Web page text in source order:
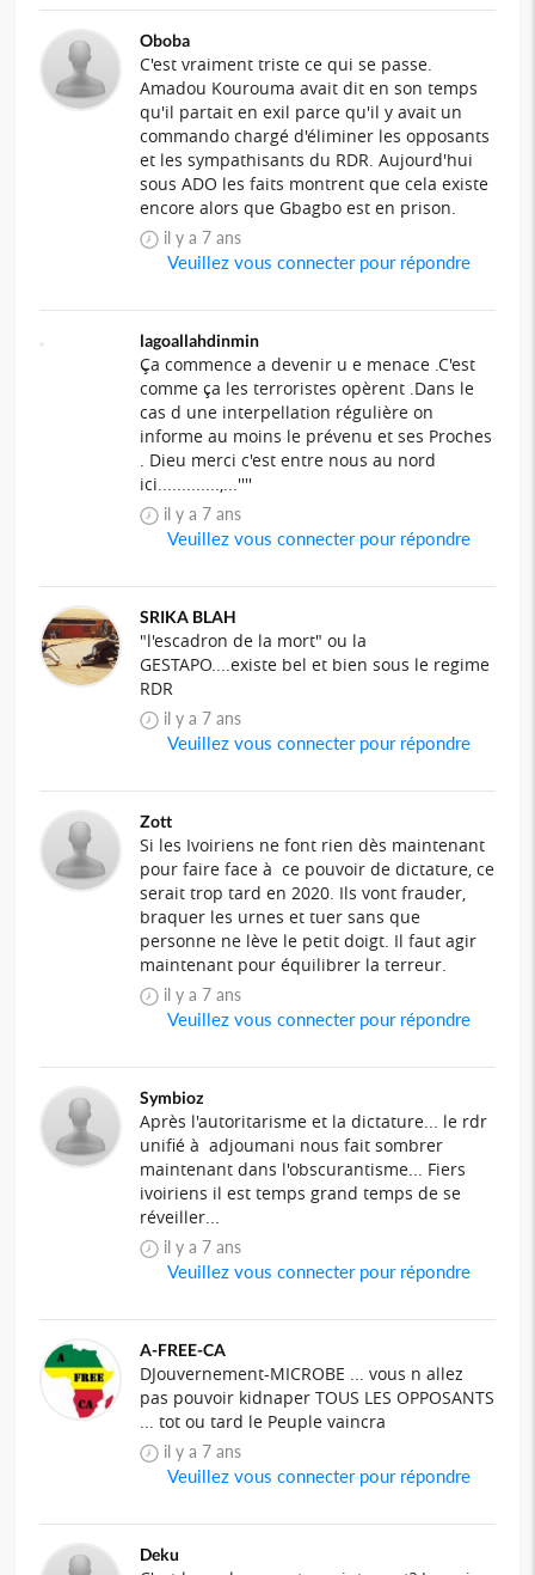
Oboba
C'est vraiment triste ce qui se passe.
Amadou Kourouma avait dit en son temps
qu'il partait en exil parce qu'il y avait un
commando chargé d'éliminer les opposants
et les sympathisants du RDR. Aujourd'hui
sous ADO les faits montrent que cela existe
encore alors que Gbagbo est en prison.
il y a 7 ans
Veuillez vous connecter pour répondre
lagoallahdinmin
Ça commence a devenir u e menace .C'est
comme ça les terroristes opèrent .Dans le
cas d une interpellation régulière on
informe au moins le prévenu et ses Proches
. Dieu merci c'est entre nous au nord
ici.............,...''''
il y a 7 ans
Veuillez vous connecter pour répondre
SRIKA BLAH
"l'escadron de la mort" ou la
GESTAPO....existe bel et bien sous le regime
RDR
il y a 7 ans
Veuillez vous connecter pour répondre
Zott
Si les Ivoiriens ne font rien dès maintenant
pour faire face à ce pouvoir de dictature, ce
serait trop tard en 2020. Ils vont frauder,
braquer les urnes et tuer sans que
personne ne lève le petit doigt. Il faut agir
maintenant pour équilibrer la terreur.
il y a 7 ans
Veuillez vous connecter pour répondre
Symbioz
Après l'autoritarisme et la dictature... le rdr
unifié à adjoumani nous fait sombrer
maintenant dans l'obscurantisme... Fiers
ivoiriens il est temps grand temps de se
réveiller...
il y a 7 ans
Veuillez vous connecter pour répondre
A-FREE-CA
DJouvernement-MICROBE ... vous n allez
pas pouvoir kidnaper TOUS LES OPPOSANTS
... tot ou tard le Peuple vaincra
il y a 7 ans
Veuillez vous connecter pour répondre
Deku